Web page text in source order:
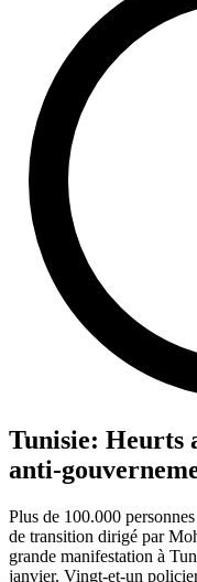
Tunisie: Heurts
anti-
Plus de 100.000
de transition dirigé par
grande manifestation à
janvier. Vingt-et-un